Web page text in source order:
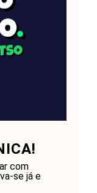
com
se já e